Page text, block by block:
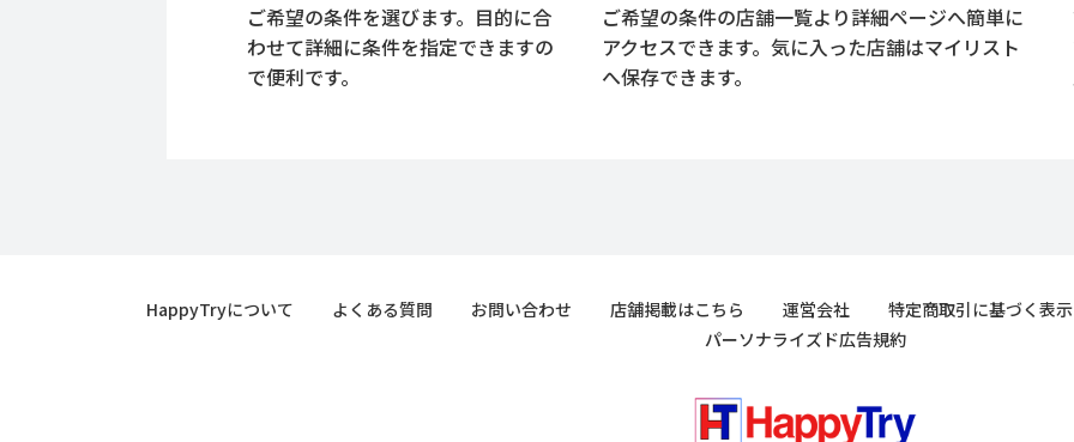
ご希望の条件を選びます。目的に合
わせて詳細に条件を指定できますの
で便利です。
ご希望の条件の店舗一覧より詳細ページへ簡単に
アクセスできます。気に入った店舗はマイリスト
へ保存できます。
HappyTryについて よくある質問 お問い合わせ 店舗掲載はこちら 運営会社
特定商取引に基づく表示
パーソナライズド広告規約